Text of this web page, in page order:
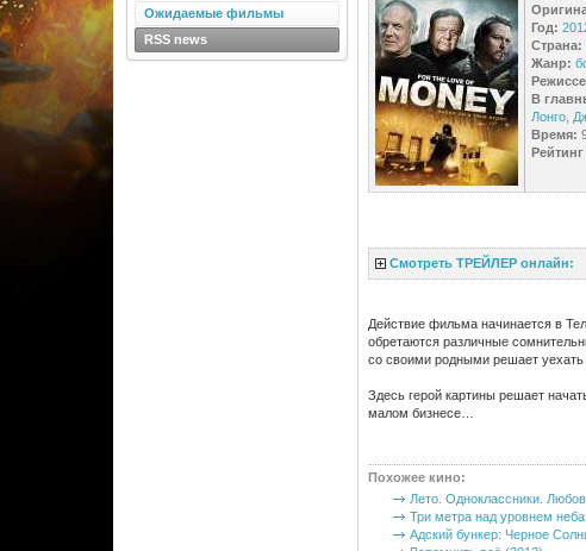
Год:
Страна:
Жанр:
В
Лонго,
Время:
Рейтинг
Смотреть ТРЕЙЛЕР онлайн:
Действие фильма начинается в
обретаются различные
со своими родными решает уехать
Здесь герой картины решает
малом бизнесе…
Похожее кино:
Лето. Одноклассники.
Три метра над уровнем
Адский бункер: Черное
Ожидаемые фильмы
RSS news